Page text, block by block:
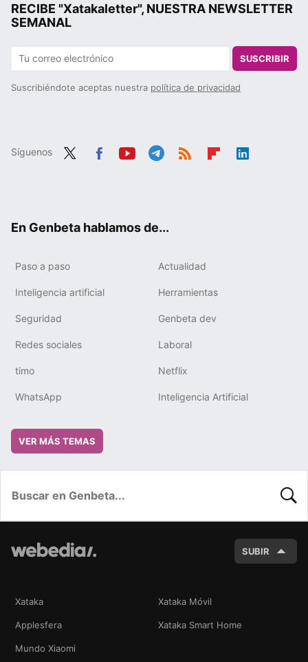
RECIBE "Xatakaletter", NUESTRA NEWSLETTER
SEMANAL
SUSCRIBIR
Suscribiéndote aceptas nuestra política de privacidad
Síguenos
En Genbeta hablamos de...
Paso a paso Actualidad
Inteligencia artificial Herramientas
Seguridad Genbeta dev
Redes sociales Laboral
timo Netflix
WhatsApp Inteligencia Artificial
VER MÁS TEMAS
SUBIR
Xataka Xataka Móvil
Applesfera Xataka Smart Home
Mundo Xiaomi